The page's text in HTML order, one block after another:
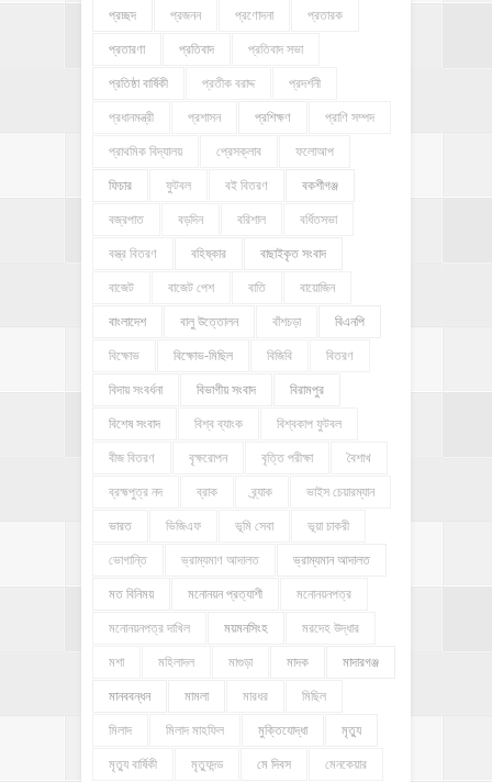
প্রচ্ছদ প্রজনন প্রণোদনা প্রতারক
প্রতারণা প্রতিবাদ প্রতিবাদ সভা
প্রতিষ্ঠা বার্ষিকী প্রতীক বরাদ্দ প্রদর্শনী
প্রধানমন্ত্রী প্রশাসন প্রশিক্ষণ প্রাণি সম্পদ
প্রাথমিক বিদ্যালয় প্রেসক্লাব ফলোআপ
ফিচার ফুটবল বই বিতরণ বকশীগঞ্জ
বজ্রপাত বড়দিন বরিশাল বর্ধিতসভা
বস্ত্র বিতরণ বহিষ্কার বাছাইকৃত সংবাদ
বাজেট বাজেট পেশ বাতি বায়োজিন
বাংলাদেশ বালু উত্তোলন বাঁশচড়া বিএনপি
বিক্ষোভ বিক্ষোভ-মিছিল বিজিবি বিতরণ
বিদায় সংবর্ধনা বিভাগীয় সংবাদ বিরামপুর
বিশেষ সংবাদ বিশ্ব ব্যাংক বিশ্বকাপ ফুটবল
বীজ বিতরণ বৃক্ষরোপন বৃত্তি পরীক্ষা বৈশাখ
ব্রহ্মপুত্র নদ ব্রাক ব্র্যাক ভাইস চেয়ারম্যান
ভারত ভিজিএফ ভূমি সেবা ভূয়া চাকরী
ভোগান্তি ভ্রাম্যমাণ আদালত ভ্রাম্যমান আদালত
মত বিনিময় মনোনয়ন প্রত্যাশী মনোনয়নপত্র
মনোনয়নপত্র দাখিল ময়মনসিংহ মরদেহ উদ্ধার
মশা মহিলাদল মাগুড়া মাদক মাদারগঞ্জ
মানববন্ধন মামলা মারধর মিছিল
মিলাদ মিলাদ মাহফিল মুক্তিযোদ্ধা মৃত্যু
মৃত্যু বার্ষিকী মৃত্যুদন্ড মে দিবস মেনকেয়ার